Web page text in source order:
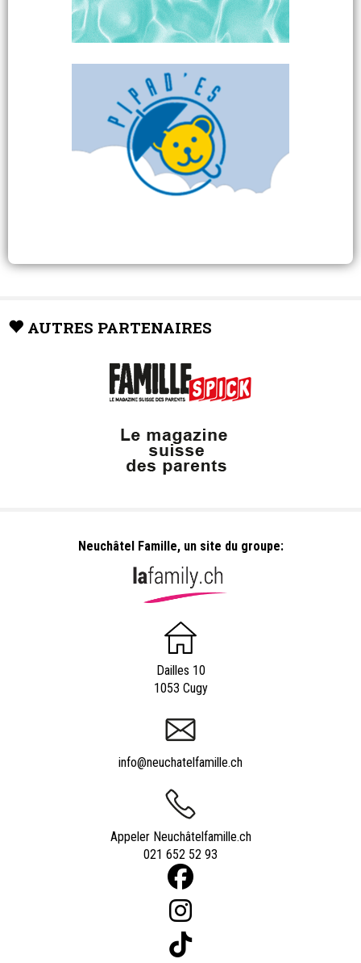
AUTRES PARTENAIRES
Neuchâtel Famille, un site du groupe:
Dailles 10
1053 Cugy
info@neuchatelfamille.ch
Appeler Neuchâtelfamille.ch
021 652 52 93